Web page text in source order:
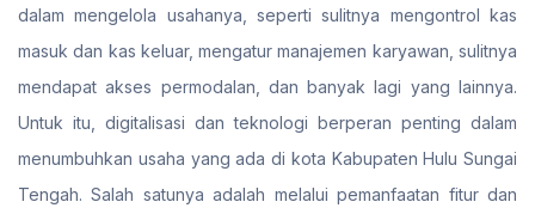
dalam mengelola usahanya, seperti sulitnya mengontrol kas
masuk dan kas keluar, mengatur manajemen karyawan, sulitnya
mendapat akses permodalan, dan banyak lagi yang lainnya.
Untuk itu, digitalisasi dan teknologi berperan penting dalam
menumbuhkan usaha yang ada di kota Kabupaten Hulu Sungai
Tengah. Salah satunya adalah melalui pemanfaatan fitur dan